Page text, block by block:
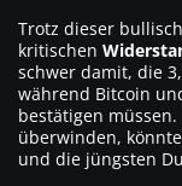
Trotz dieser
kritischen
schwer damit, die
während Bitcoin
bestätigen
überwinden,
und die jüngsten